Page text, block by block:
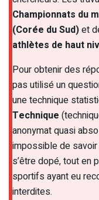
Championnats du
(Corée du Sud)et
athlètes de haut
Pour obtenir des
pas utilisé un
une technique
Technique
anonymat quasi
impossible de
s’être dopé, tout en
sportifs ayant eu
interdites.